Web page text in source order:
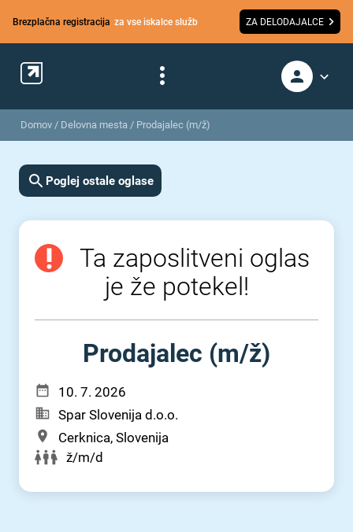
Brezplačna registracija za vse iskalce služb ZA DELODAJALCE
Domov / Delovna mesta / Prodajalec (m/ž)
Poglej ostale oglase
Ta zaposlitveni oglas
je že potekel!
Prodajalec (m⁠/⁠ž)
10. 7. 2026
Spar Slovenija d.o.o.
Cerknica, Slovenija
ž/m/d